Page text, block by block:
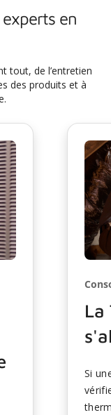
en
tout, de l’entretien
des produits et à
La
Si